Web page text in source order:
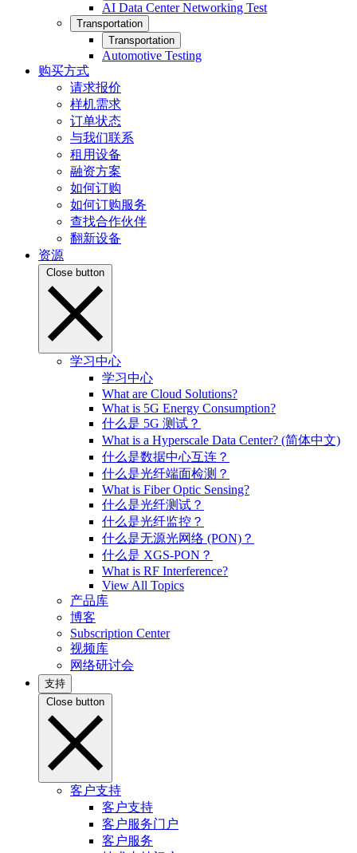
AI Data Center Networking Test
Transportation
Transportation
Automotive Testing
购买方式
请求报价
样机需求
订单状态
与我们联系
租用设备
融资方案
如何订购
如何订购服务
查找合作伙伴
翻新设备
资源
Close button
学习中心
学习中心
What are Cloud Solutions?
What is 5G Energy Consumption?
什么是 5G 测试？
What is a Hyperscale Data Center? (简体中文)
什么是数据中心互连？
什么是光纤端面检测？
What is Fiber Optic Sensing?
什么是光纤测试？
什么是光纤监控？
什么是无源光网络 (PON)？
什么是 XGS-PON？
What is RF Interference?
View All Topics
产品库
博客
Subscription Center
视频库
网络研讨会
支持
Close button
客户支持
客户支持
客户服务门户
客户服务